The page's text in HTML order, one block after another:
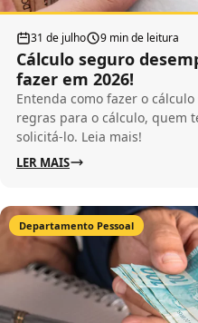
31 de julho 9 min de leitura
Cálculo seguro
fazer em 2026!
Entenda como fazer o
regras para o cálculo, quem
solicitá-lo. Leia mais!
LER MAIS
Departamento Pessoal